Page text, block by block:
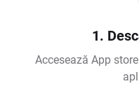
1.
Accesează App